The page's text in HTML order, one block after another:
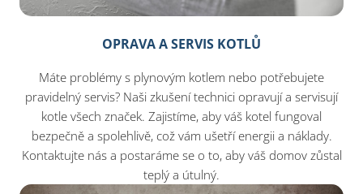
OPRAVA A SERVIS KOTLŮ
Máte problémy s plynovým kotlem nebo potřebujete
pravidelný servis? Naši zkušení technici opravují a servisují
kotle všech značek. Zajistíme, aby váš kotel fungoval
bezpečně a spolehlivě, což vám ušetří energii a náklady.
Kontaktujte nás a postaráme se o to, aby váš domov zůstal
teplý a útulný.